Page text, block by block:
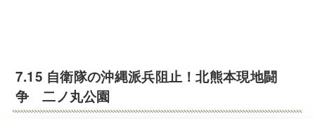
7.15 自衛隊の沖縄派兵阻止！北熊本現地闘
争 二ノ丸公園